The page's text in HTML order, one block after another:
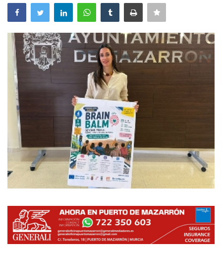
Noticias
Mazarrón Hoy
Entrevistas
Reportajes
Empresas
Mapa de Mazarrón
Vídeos
Contacto
Empresas